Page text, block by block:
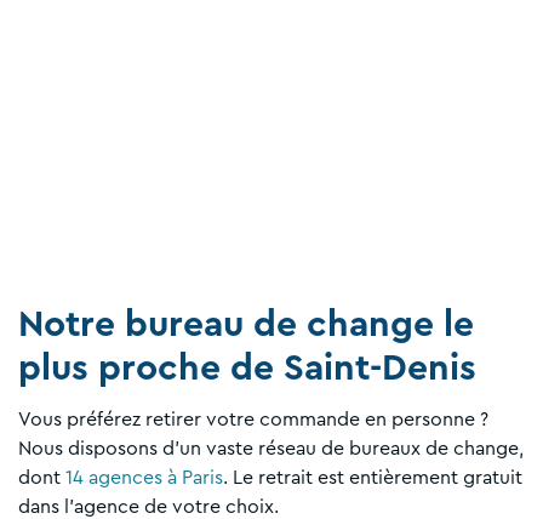
Notre bureau de change le
plus proche de Saint-Denis
Vous préférez retirer votre commande en personne ?
Nous disposons d’un vaste réseau de bureaux de change,
dont 14 agences à Paris. Le retrait est entièrement gratuit
dans l’agence de votre choix.